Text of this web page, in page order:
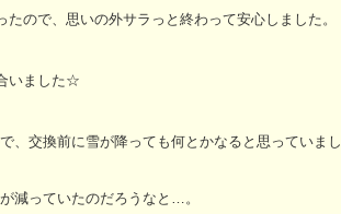
ので、思いの外サラっと終わって安心しました。
いました☆
、交換前に雪が降っても何とかなると思っていまし
減っていたのだろうなと…。